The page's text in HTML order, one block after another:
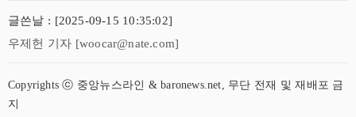
글쓴날 : [2025-09-15 10:35:02]
우제헌 기자 [woocar@nate.com]
Copyrights ⓒ 중앙뉴스라인 & baronews.net, 무단 전재 및 재배포 금
지